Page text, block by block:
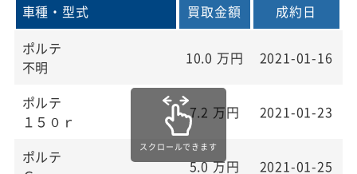
車種・型式 買取金額
成約日
ポルテ
不明
10.0 万円 2021-01-16
ポルテ
１５０ｒ
7.2 万円 2021-01-23
ポルテ
5.0万円 2021-01-25